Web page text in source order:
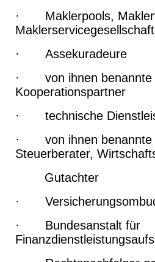
· Maklerpools,
· Assekuradeure
· von ihnen benannte
Kooperationspartner
· technische
· von ihnen benannte
Steuerberater,
Gutachter
·
· Bundesanstalt für